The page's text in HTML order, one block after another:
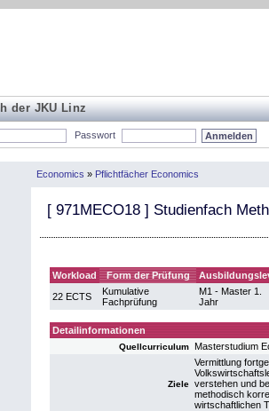
der JKU Linz
Passwort
Economics » Pflichtfächer Economics
[ 971MECO18 ] Studienfach
Workload Form der Prüfung
22 ECTS
Kumulative
Fachprüfung
M1 - Master 1.
Jahr
Detailinformationen
Quellcurriculum Masterstudium
Ziele
Vermittlung
verstehen und
methodisch
wirtschaftlichen